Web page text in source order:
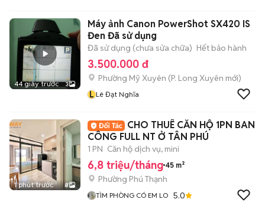
44 giây trước 3
Máy ảnh Canon PowerShot SX420 IS
Đen Đã sử dụng
Đã sử dụng (chưa sửa chữa) Hết bảo hành
3.500.000 đ
Phường Mỹ Xuyên (P. Long Xuyên mới)
L Lê Đạt Nghĩa
1 phút trước 8
CHO THUÊ CĂN HỘ 1PN BAN
CÔNG FULL NT Ở TÂN PHÚ
1 PN Căn hộ dịch vụ, mini
6,8 triệu/tháng 45 m²
Phường Phú Thạnh
TÌM PHÒNG CÓ EM LO 5.0